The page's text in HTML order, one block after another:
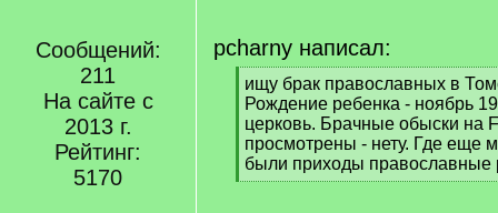
Сообщений:
211
На сайте с
2013 г.
Рейтинг:
5170
pcharny написал:
[
q
]
ищу брак православных в
Рождение ребенка - ноябрь
церковь. Брачные обыски на
просмотрены - нету. Где еще
были приходы православные
[